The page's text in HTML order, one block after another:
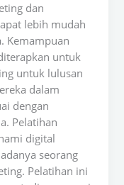
dan
lebih mudah
Kemampuan
untuk
untuk lulusan
dalam
dengan
Pelatihan
digital
seorang
Pelatihan ini